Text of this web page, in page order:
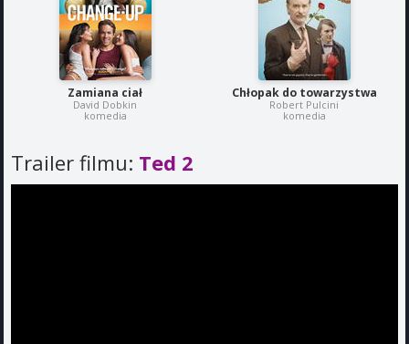
Zamiana ciał
David Dobkin
komedia
Chłopak do towarzystwa
Robert Pulcini
komedia
Trailer filmu: Ted 2